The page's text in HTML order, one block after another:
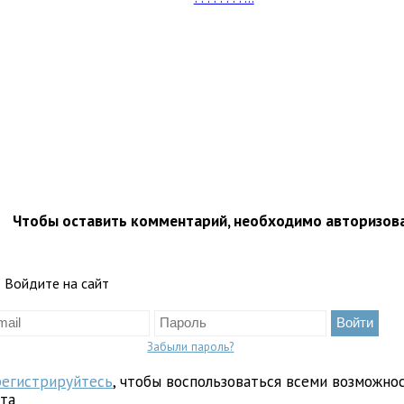
Чтобы оставить комментарий, необходимо
Войдите на сайт
Забыли пароль?
, чтобы воспользоваться всеми